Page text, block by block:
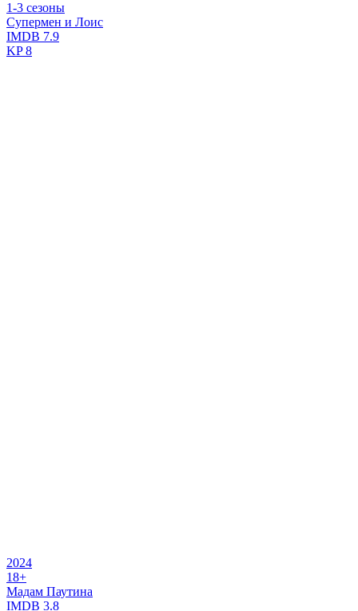
1-3 сезоны
Супермен и Лоис
IMDB 7.9
KP8
2024
18+
Мадам Паутина
IMDB 3.8